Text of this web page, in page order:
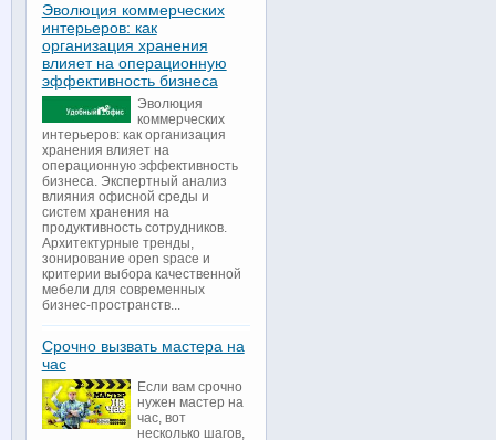
Эволюция коммерческих
интерьеров: как
организация хранения
влияет на операционную
эффективность бизнеса
Эволюция
коммерческих
интерьеров: как организация
хранения влияет на
операционную эффективность
бизнеса. Экспертный анализ
влияния офисной среды и
систем хранения на
продуктивность сотрудников.
Архитектурные тренды,
зонирование open space и
критерии выбора качественной
мебели для современных
бизнес-пространств...
Срочно вызвать мастера на
час
Если вам срочно
нужен мастер на
час, вот
несколько шагов,